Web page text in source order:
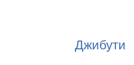
Джибути